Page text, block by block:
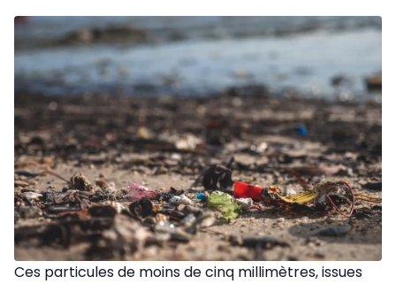
Ces particules de moins de cinq millimètres, issues